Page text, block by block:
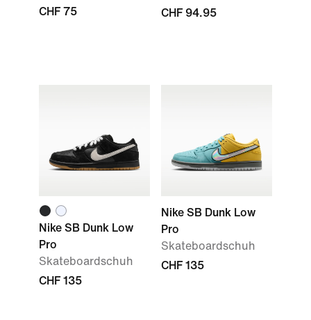
CHF 75
CHF 94.95
Nike SB Dunk Low
Pro
Skateboardschuh
CHF 135
Nike SB Dunk Low
Pro
Skateboardschuh
CHF 135